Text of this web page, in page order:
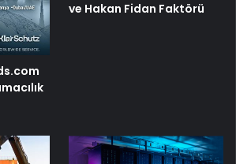
ve Hakan Fidan Faktörü